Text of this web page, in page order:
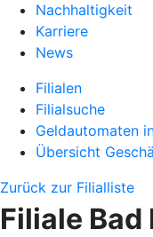
Nachhaltigkeit
Karriere
News
Filialen
Filialsuche
Geldautomaten
Übersicht
Zurück zur Filialliste
Filiale Bad